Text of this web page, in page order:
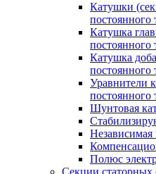
Катушки
постоянного
Катушка
постоянного
Катушка
постоянного
Уравнители
постоянного
Шунтовая
Независимая
Полюс
Секции статорных